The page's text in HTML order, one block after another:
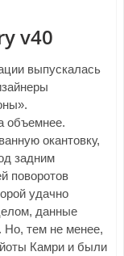
v40
выпускалась
объемнее.
окантовку,
задним
поворотов
удачно
данные
Но, тем не менее,
Камри и были